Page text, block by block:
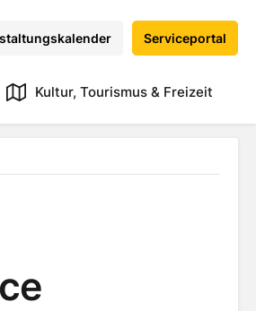
Serviceportal
Kultur, Tourismus & Freizeit